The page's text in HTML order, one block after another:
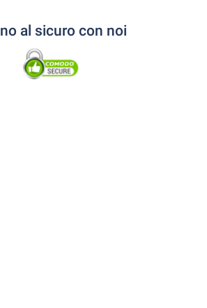
al sicuro con noi